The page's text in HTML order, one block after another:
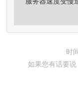
时
如果您有话要说